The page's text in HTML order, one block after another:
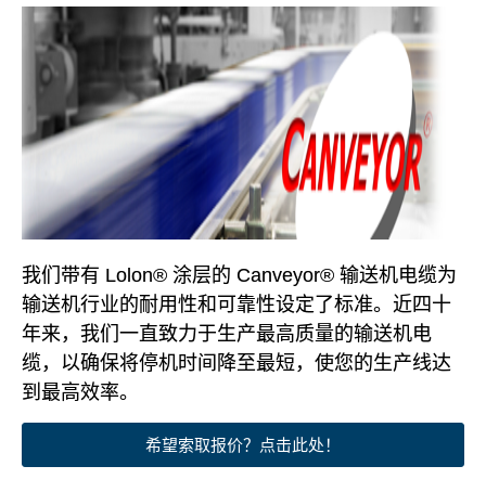
我们带有 Lolon® 涂层的 Canveyor® 输送机电缆为
输送机行业的耐用性和可靠性设定了标准。近四十
年来，我们一直致力于生产最高质量的输送机电
缆，以确保将停机时间降至最短，使您的生产线达
到最高效率。
希望索取报价？点击此处！